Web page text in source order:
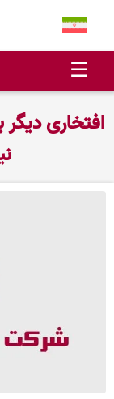
☰×
خانه
افتخاری